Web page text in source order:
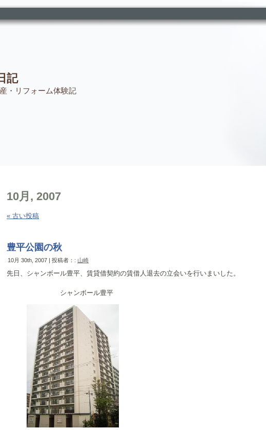
記
・リフォーム体験記
10月, 2007
« 古い投稿
豊平公園の秋
10月 30th, 2007 | 投稿者：: 山崎
先日、シャンボール豊平、賃貸借契約の賃借人退去の立会いを行いまいした。
シャンボール豊平